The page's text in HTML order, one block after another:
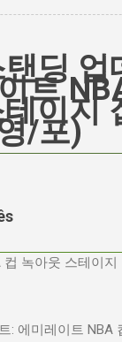
미지가 원작과 부합
'히스클리프'라는
지, 그리고 배우가
수 있는지에 대한
니엘 데이 루이스,
다니엘 데이 루
결코 우연이 아닙니
극한을 보여주는
하게 몰입하여 실
연기를 선보였습
두 글자의 약자
스캔들과 깊
스뉴스 진행자 피
를 중심으로 벌
한 인물, JD 밴스
파장을 일으키고
어떻게 얽혀있는
특가 'Signalgate'
림자 먼저
트 헤게세스부터
국방부 감사 보고서
행위가 윤리적으로
딩 업
트
이지
/포)
컵 녹아웃 스테이지
: 에미레이트 NBA